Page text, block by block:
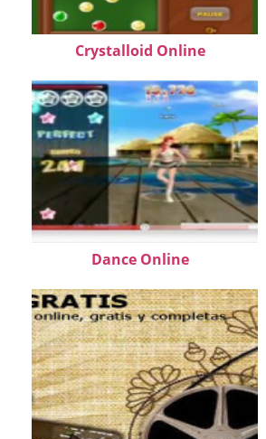
Crystalloid Online
Dance Online